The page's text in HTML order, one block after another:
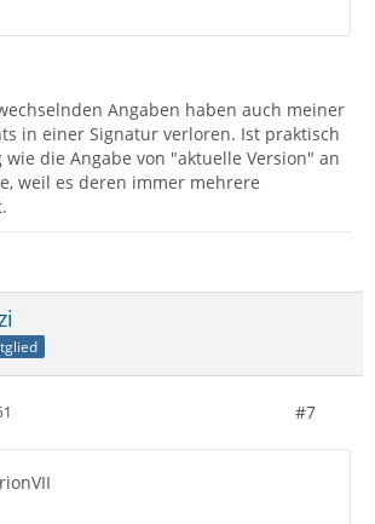
Angaben haben auch meiner
in einer Signatur verloren. Ist praktisch
die Angabe von "aktuelle Version" an
weil es deren immer mehrere
#7